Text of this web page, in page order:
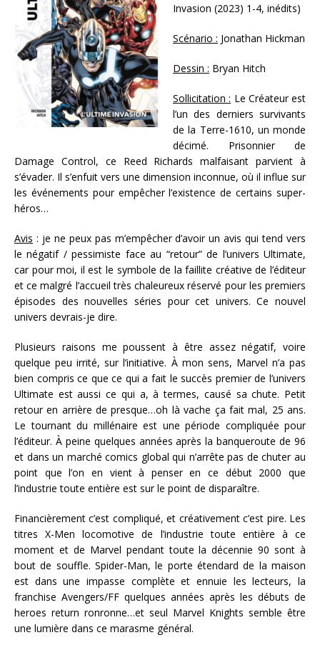
Invasion (2023) 1-4, inédits)
Scénario : Jonathan Hickman
Dessin : Bryan Hitch
Sollicitation : Le Créateur est
l’un des derniers survivants
de la Terre-1610, un monde
décimé. Prisonnier de
Damage Control, ce Reed Richards malfaisant parvient à
s’évader. Il s’enfuit vers une dimension inconnue, où il influe sur
les événements pour empêcher l’existence de certains super-
héros…
Avis : je ne peux pas m’empêcher d’avoir un avis qui tend vers
le négatif / pessimiste face au “retour” de l’univers Ultimate,
car pour moi, il est le symbole de la faillite créative de l’éditeur
et ce malgré l’accueil très chaleureux réservé pour les premiers
épisodes des nouvelles séries pour cet univers. Ce nouvel
univers devrais-je dire.
Plusieurs raisons me poussent à être assez négatif, voire
quelque peu irrité, sur l’initiative. À mon sens, Marvel n’a pas
bien compris ce que ce qui a fait le succès premier de l’univers
Ultimate est aussi ce qui a, à termes, causé sa chute. Petit
retour en arrière de presque…oh là vache ça fait mal, 25 ans.
Le tournant du millénaire est une période compliquée pour
l’éditeur. À peine quelques années après la banqueroute de 96
et dans un marché comics global qui n’arrête pas de chuter au
point que l’on en vient à penser en ce début 2000 que
l’industrie toute entière est sur le point de disparaître.
Financièrement c’est compliqué, et créativement c’est pire. Les
titres X-Men locomotive de l’industrie toute entière à ce
moment et de Marvel pendant toute la décennie 90 sont à
bout de souffle. Spider-Man, le porte étendard de la maison
est dans une impasse complète et ennuie les lecteurs, la
franchise Avengers/FF quelques années après les débuts de
heroes return ronronne…et seul Marvel Knights semble être
une lumière dans ce marasme général.